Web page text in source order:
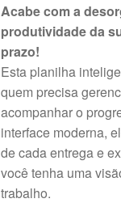
Acabe com a
produtividade da
prazo!
Esta planilha
quem precisa
acompanhar o
interface moderna,
de cada entrega e
você tenha uma
trabalho.